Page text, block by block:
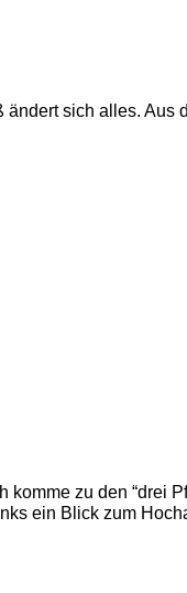
sich alles. Aus
komme zu den “drei
ein Blick zum